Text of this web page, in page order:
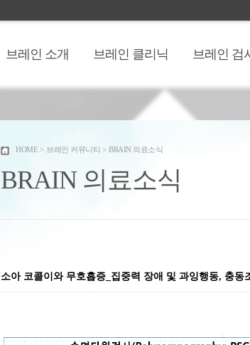
브레인 소개 브레인 클리닉 브레인 검
HOME > 브레인 커뮤니티 > BRAIN 의료소식
BRAIN 의료소식
소아 코콜이와 무호흡증_집중력 장애 및 과잉행동, 충동